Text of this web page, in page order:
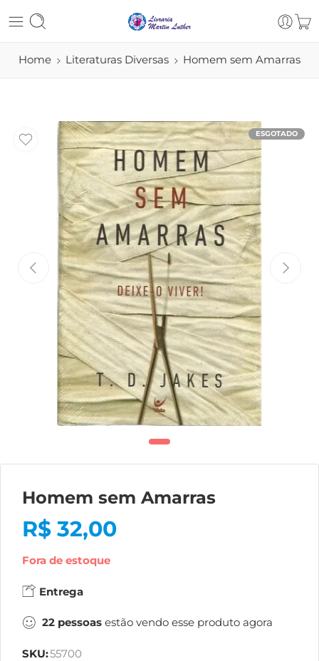
Home Literaturas Diversas Homem sem Amarras
ESGOTADO
Homem sem Amarras
R$ 32,00
Fora de estoque
Entrega
22 pessoas estão vendo esse produto agora
SKU:55700